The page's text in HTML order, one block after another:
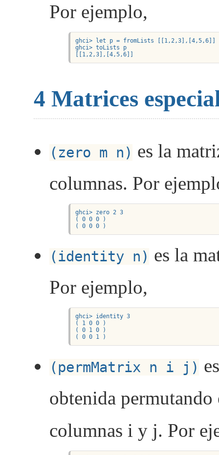
Por ejemplo,
ghci> let p = fromLists [[1,2,3],[4,5,6]]
ghci> toLists p
[[1,2,3],[4,5,6]]
4 Matrices
(zero m n) es la
columnas. Por
ghci> zero 2 3
( 0 0 0 )
( 0 0 0 )
(identity n) es la
Por ejemplo,
ghci> identity 3
( 1 0 0 )
( 0 1 0 )
( 0 0 1 )
(permMatrix n i j)
obtenida
columnas i y j. Por